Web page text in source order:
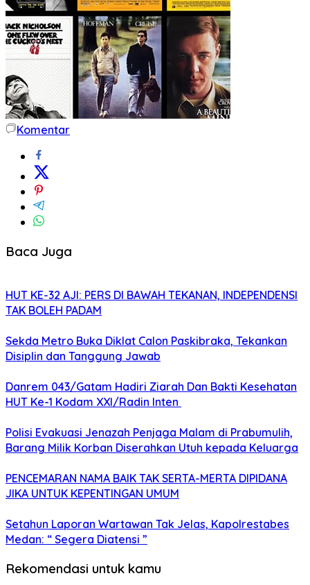
Komentar
Baca Juga
HUT KE-32 AJI: PERS DI BAWAH TEKANAN, INDEPENDENSI
TAK BOLEH PADAM
Sekda Metro Buka Diklat Calon Paskibraka, Tekankan
Disiplin dan Tanggung Jawab
Danrem 043/Gatam Hadiri Ziarah Dan Bakti Kesehatan
HUT Ke-1 Kodam XXI/Radin Inten
Polisi Evakuasi Jenazah Penjaga Malam di Prabumulih,
Barang Milik Korban Diserahkan Utuh kepada Keluarga
PENCEMARAN NAMA BAIK TAK SERTA-MERTA DIPIDANA
JIKA UNTUK KEPENTINGAN UMUM
Setahun Laporan Wartawan Tak Jelas, Kapolrestabes
Medan: “ Segera Diatensi ”
Rekomendasi untuk kamu